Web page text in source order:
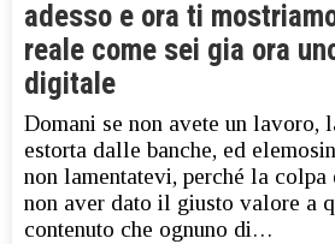
adesso e ora ti
reale come sei gia ora
digitale
Domani se non avete un lavoro,
estorta dalle banche, ed
non lamentatevi, perché la
non aver dato il giusto valore a
contenuto che ognuno di…